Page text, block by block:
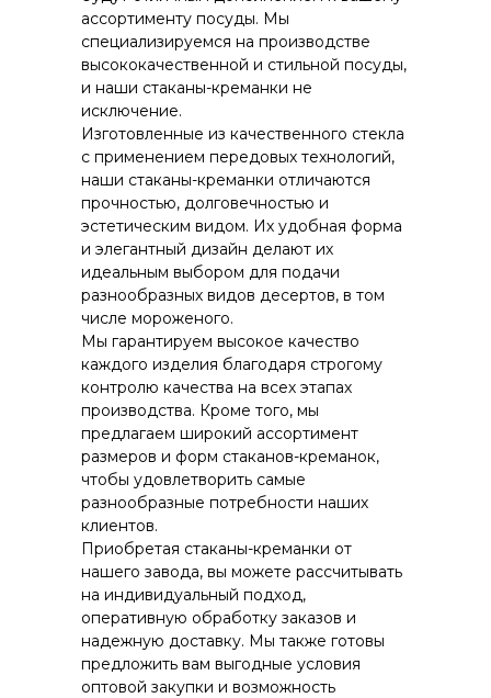
ассортименту посуды. Мы
специализируемся на производстве
высококачественной и стильной посуды,
и наши стаканы-креманки не
исключение.
Изготовленные из качественного стекла
с применением передовых технологий,
наши стаканы-креманки отличаются
прочностью, долговечностью и
эстетическим видом. Их удобная форма
и элегантный дизайн делают их
идеальным выбором для подачи
разнообразных видов десертов, в том
числе мороженого.
Мы гарантируем высокое качество
каждого изделия благодаря строгому
контролю качества на всех этапах
производства. Кроме того, мы
предлагаем широкий ассортимент
размеров и форм стаканов-креманок,
чтобы удовлетворить самые
разнообразные потребности наших
клиентов.
Приобретая стаканы-креманки от
нашего завода, вы можете рассчитывать
на индивидуальный подход,
оперативную обработку заказов и
надежную доставку. Мы также готовы
предложить вам выгодные условия
оптовой закупки и возможность